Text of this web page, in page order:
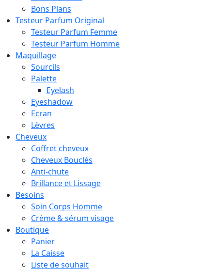
Bons Plans
Testeur Parfum Original
Testeur Parfum Femme
Testeur Parfum Homme
Maquillage
Sourcils
Palette
Eyelash
Eyeshadow
Ecran
Lèvres
Cheveux
Coffret cheveux
Cheveux Bouclés
Anti-chute
Brillance et Lissage
Besoins
Soin Corps Homme
Crème & sérum visage
Boutique
Panier
La Caisse
Liste de souhait